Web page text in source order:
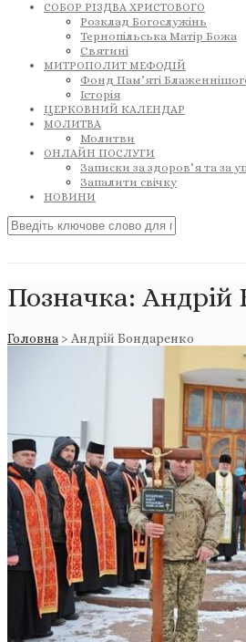
СОБОР РІЗДВА ХРИСТОВОГО
Розклад Богослужінь
Тернопільська Матір Божа
Святині
МИТРОПОЛИТ МЕФОДІЙ
Фонд Пам’яті
Історія
ЦЕРКОВНИЙ КАЛЕНДАР
МОЛИТВА
Молитви
ОНЛАЙН ПОСЛУГИ
Записки за здоров’я та за
Запалити свічку
НОВИНИ
Позначка: Андрій
Головна > Андрій Бондаренко